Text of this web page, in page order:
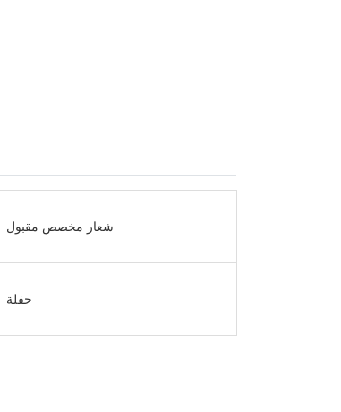
شعار مخصص مقبول
حفلة